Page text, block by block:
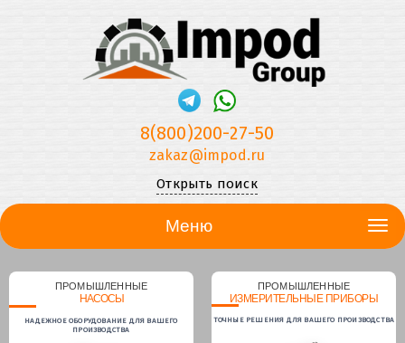
8(800)200-27-50
zakaz@impod.ru
Открыть поиск
Меню
ПРОМЫШЛЕННЫЕ
НАСОСЫ
НАДЕЖНОЕ ОБОРУДОВАНИЕ ДЛЯ ВАШЕГО
ПРОИЗВОДСТВА
ПРОМЫШЛЕННЫЕ
ИЗМЕРИТЕЛЬНЫЕ ПРИБОРЫ
ТОЧНЫЕ РЕШЕНИЯ ДЛЯ ВАШЕГО ПРОИЗВОДСТВА